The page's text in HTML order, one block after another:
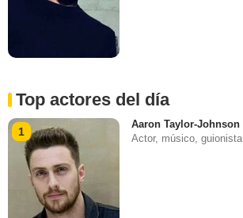
Top actores del día
1
Aaron Taylor-Johnson
Actor, músico, guionista